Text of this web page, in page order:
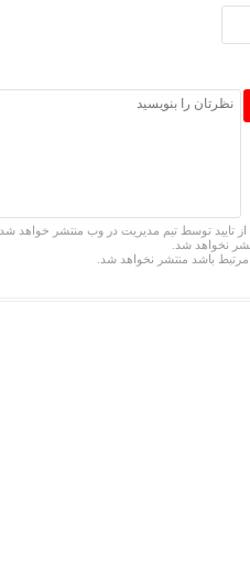
تایید توسط تیم مدیریت در وب منتشر خواهد شد.
نخواهد شد.
مرتبط باشد منتشر نخواهد شد.